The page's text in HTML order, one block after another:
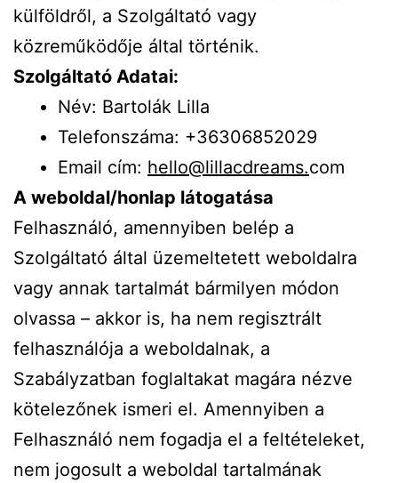
külföldről, a Szolgáltató vagy
közreműködője által történik.
Szolgáltató Adatai:
Név: Bartolák Lilla
Telefonszáma: +36306852029
Email cím: hello@lillacdreams.com
A weboldal/honlap látogatása
Felhasználó, amennyiben belép a
Szolgáltató által üzemeltetett weboldalra
vagy annak tartalmát bármilyen módon
olvassa – akkor is, ha nem regisztrált
felhasználója a weboldalnak, a
Szabályzatban foglaltakat magára nézve
kötelezőnek ismeri el. Amennyiben a
Felhasználó nem fogadja el a feltételeket,
nem jogosult a weboldal tartalmának